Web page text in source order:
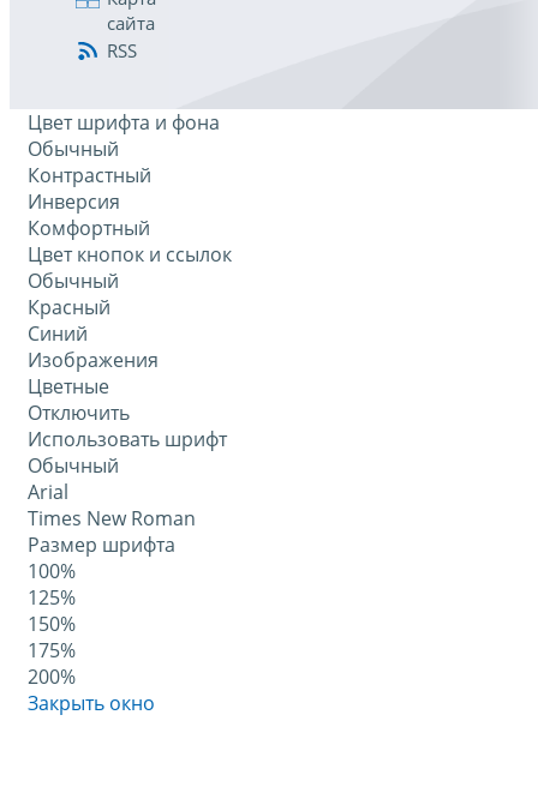
сайта
RSS
Цвет шрифта и фона
Обычный
Контрастный
Инверсия
Комфортный
Цвет кнопок и ссылок
Обычный
Красный
Синий
Изображения
Цветные
Отключить
Использовать шрифт
Обычный
Arial
Times New Roman
Размер шрифта
100%
125%
150%
175%
200%
Закрыть окно